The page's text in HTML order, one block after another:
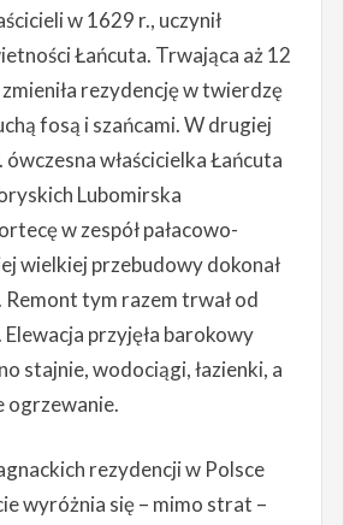
w 1629 r., uczynił
Łańcuta. Trwająca aż 12
rezydencję w twierdzę
fosą i szańcami. W drugiej
ówczesna właścicielka Łańcuta
Lubomirska
w zespół pałacowo-
wielkiej przebudowy dokonał
Remont tym razem trwał od
przyjęła barokowy
stajnie, wodociągi, łazienki, a
ogrzewanie.
rezydencji w Polsce
wyróżnia się – mimo strat –